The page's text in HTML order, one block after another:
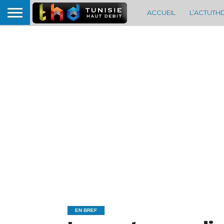
ACCUEIL
EN BREF